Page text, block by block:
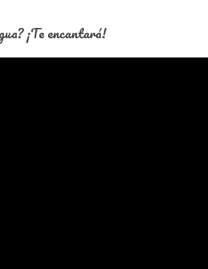
¡Te encantará!